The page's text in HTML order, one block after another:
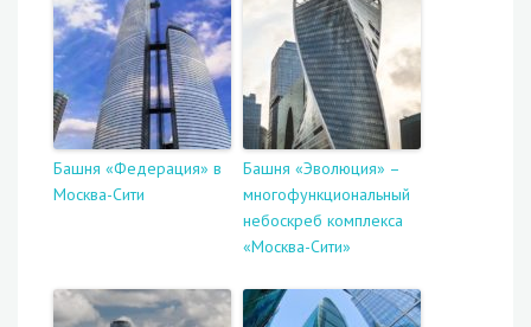
Башня «Федерация» в
Москва-Сити
Башня «Эволюция» –
многофункциональный
небоскреб комплекса
«Москва-Сити»